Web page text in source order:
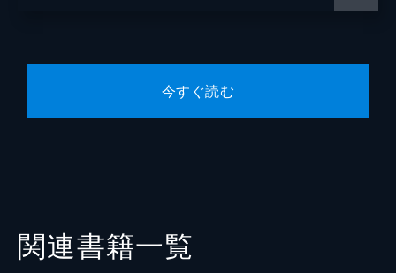
今すぐ読む
関連書籍一覧